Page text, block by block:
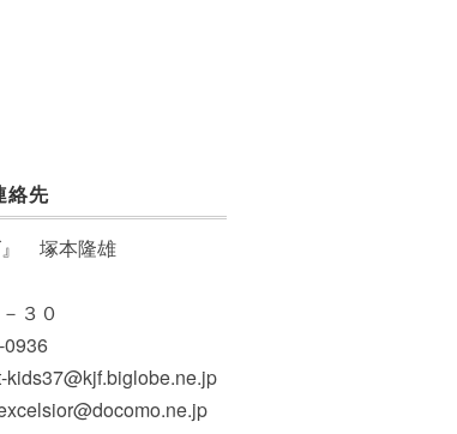
絡先
』 塚本隆雄
３０
0936
kids37@kjf.biglobe.ne.jp